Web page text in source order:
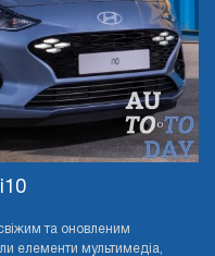
та оновленим
елементи мультимедіа,